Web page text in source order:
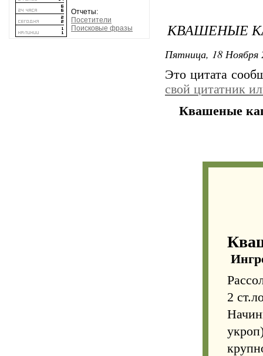
Отчеты:
Посетители
Поисковые фразы
КВАШЕНЫЕ
Пятница, 18 Ноября
Это цитата
свой цитатник
Квашеные
2